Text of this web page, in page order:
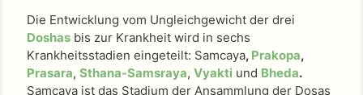
Die Entwicklung vom Ungleichgewicht der drei
Doshas bis zur Krankheit wird in sechs
Krankheitsstadien eingeteilt: Samcaya, Prakopa,
Prasara, Sthana-Samsraya, Vyakti und Bheda.
Samcaya ist das Stadium der Ansammlung der Dosas